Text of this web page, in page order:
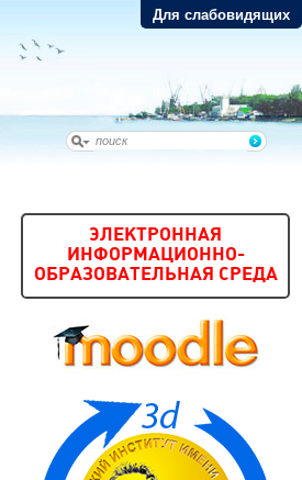
Для слабовидящих
ЭЛЕКТРОННАЯ
ИНФОРМАЦИОННО-
ОБРАЗОВАТЕЛЬНАЯ СРЕДА